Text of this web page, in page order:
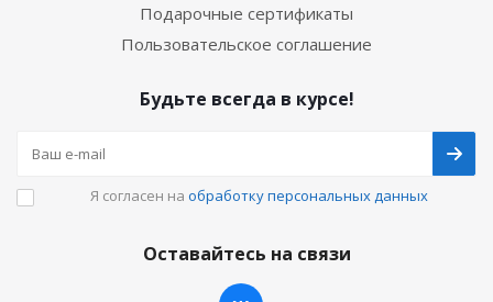
Подарочные сертификаты
Пользовательское соглашение
Будьте всегда в курсе!
Я согласен на обработку персональных данных
Оставайтесь на связи